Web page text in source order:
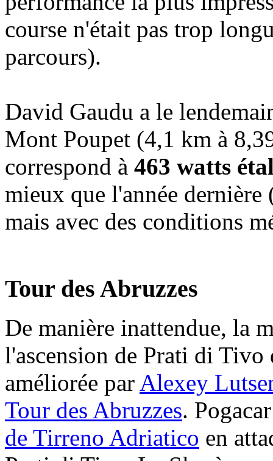
course n'était pas trop
parcours).
David Gaudu a le
Mont Poupet (4,1 km à
correspond à 463 watts
mieux que l'année
mais avec des conditions
Tour des Abruzzes
De manière inattendue, la
l'ascension de Prati di Tivo
améliorée par Alexey
Tour des Abruzzes.
de Tirreno Adriatico en